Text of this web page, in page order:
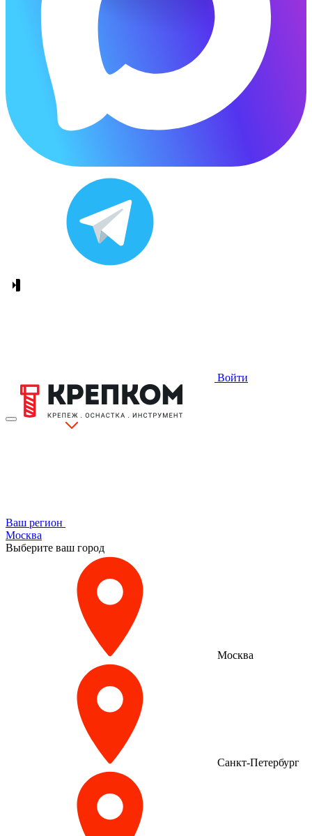
Войти
Ваш регион
Москва
Выберите ваш город
Москва
Санкт-Петербург